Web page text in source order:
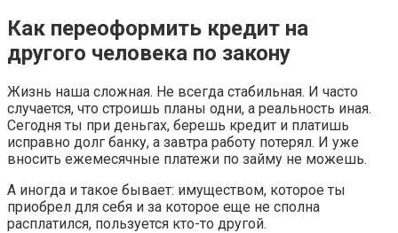
Как переоформить кредит на
другого человека по закону
Жизнь наша сложная. Не всегда стабильная. И часто
случается, что строишь планы одни, а реальность иная.
Сегодня ты при деньгах, берешь кредит и платишь
исправно долг банку, а завтра работу потерял. И уже
вносить ежемесячные платежи по займу не можешь.
А иногда и такое бывает: имуществом, которое ты
приобрел для себя и за которое еще не сполна
расплатился, пользуется кто-то другой.